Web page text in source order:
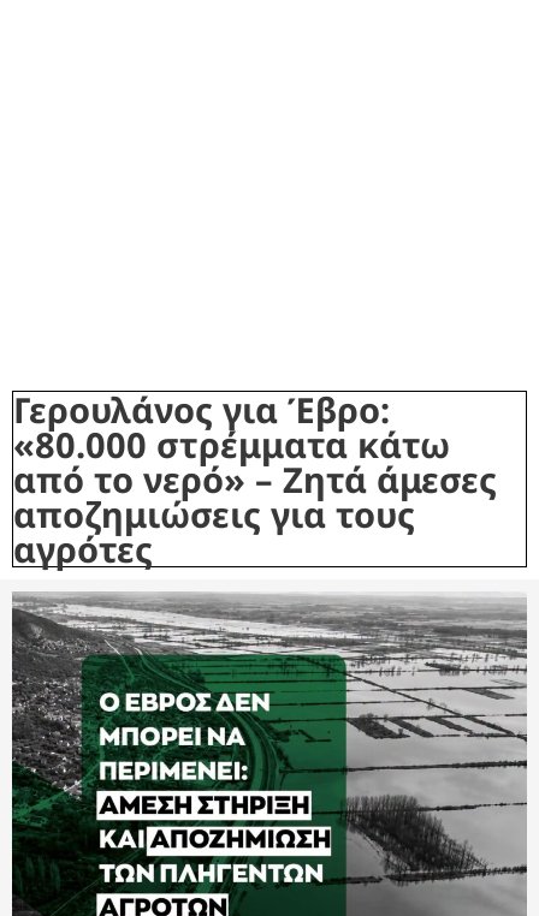
Γερουλάνος για Έβρο:
«80.000 στρέμματα κάτω
από το νερό» – Ζητά άμεσες
αποζημιώσεις για τους
αγρότες